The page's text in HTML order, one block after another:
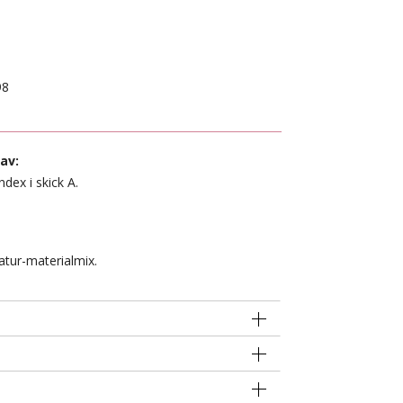
i skick A.
materialmix.